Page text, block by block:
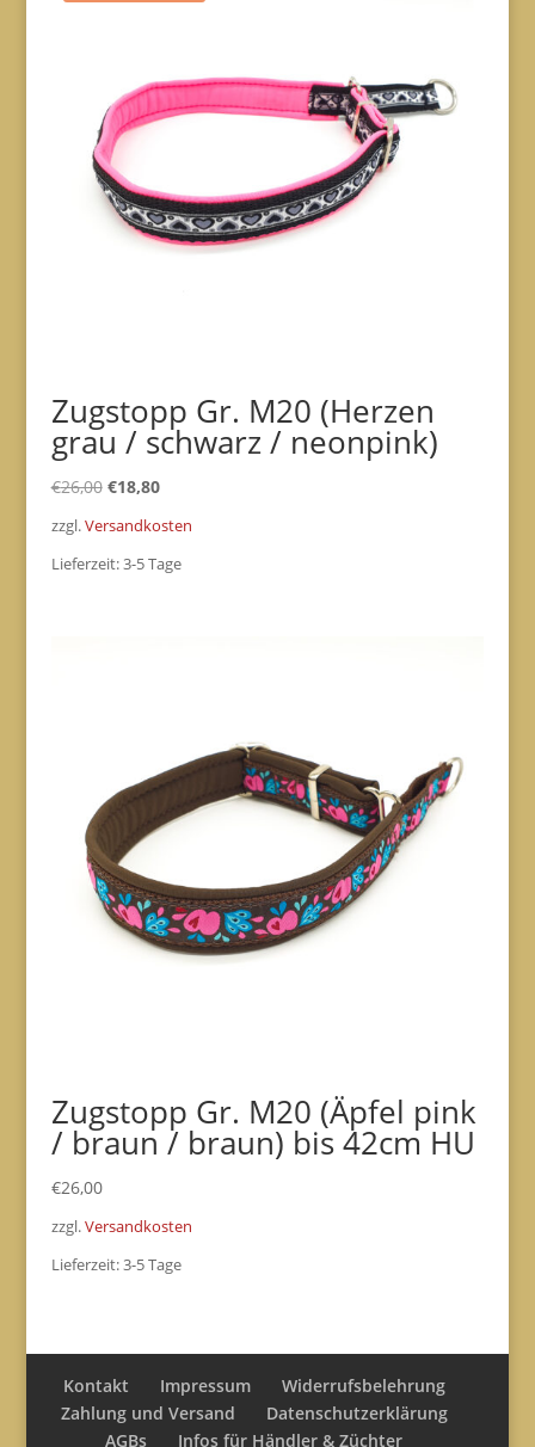
Zugstopp Gr. M20 (Herzen
grau / schwarz / neonpink)
€26,00 Ursprünglicher
€26,00
€18,80Aktueller
€18,80.
zzgl.Versandkosten
Lieferzeit:3-5 Tage
Zugstopp Gr. M20 (Äpfel pink
/ braun / braun) bis 42cm HU
€26,00
zzgl.Versandkosten
Lieferzeit:3-5 Tage
Kontakt Impressum
Widerrufsbelehrung
Zahlung und Versand
Datenschutzerklärung
AGBs
Infos für Händler & Züchter